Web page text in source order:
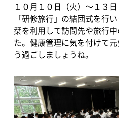
１０月１０日（火）～１３
「研修旅行」の結団式を行
栞を利用して訪問先や旅行
た。健康管理に気を付けて
う過ごしましょうね。